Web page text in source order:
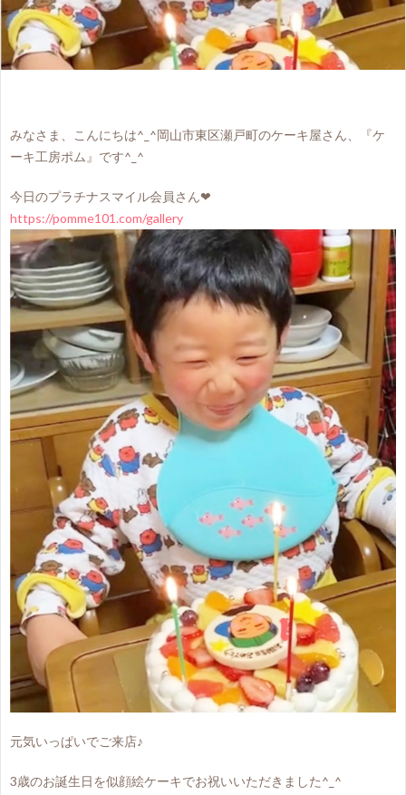
みなさま、こんにちは^_^岡山市東区瀬戸町のケーキ屋さん、『ケ
ーキ工房ポム』です^_^
今日のプラチナスマイル会員さん❤
https://pomme101.com/gallery
元気いっぱいでご来店♪
3歳のお誕生日を似顔絵ケーキでお祝いいただきました^_^